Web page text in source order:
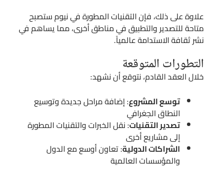
علاوة على ذلك، فإن التقنيات المطورة في نيوم ستصبح
متاحة للتصدير والتطبيق في مناطق أخرى، مما يساهم في
نشر ثقافة الاستدامة عالمياً.
التطورات المتوقعة
خلال العقد القادم، نتوقع أن نشهد:
توسع المشروع: إضافة مراحل جديدة وتوسيع
النطاق الجغرافي
تصدير التقنيات: نقل الخبرات والتقنيات المطورة
إلى مشاريع أخرى
الشراكات الدولية: تعاون أوسع مع الدول
والمؤسسات العالمية